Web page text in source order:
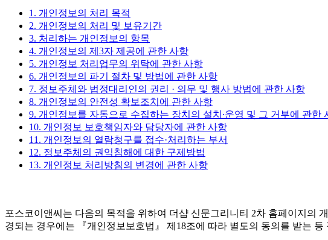
1. 개인정보의 처리 목적
2. 개인정보의 처리 및 보유기간
3. 처리하는 개인정보의 항목
4. 개인정보의 제3자 제공에 관한 사항
5. 개인정보 처리업무의 위탁에 관한 사항
6. 개인정보의 파기 절차 및 방법에 관한 사항
7. 정보주체와 법정대리인의 권리 · 의무 및 행사 방법에 관한 사항
8. 개인정보의 안전성 확보조치에 관한 사항
9. 개인정보를 자동으로 수집하는 장치의 설치∙운영 및 그 거부에 관한
10. 개인정보 보호책임자와 담당자에 관한 사항
11. 개인정보의 열람청구를 접수·처리하는 부서
12. 정보주체의 권익침해에 대한 구제방법
13. 개인정보 처리방침의 변경에 관한 사항
포스코이앤씨는 다음의 목적을 위하여 더샵 신문그리니티 2차 홈페이지의
경되는 경우에는 『개인정보보호법』 제18조에 따라 별도의 동의를 받는